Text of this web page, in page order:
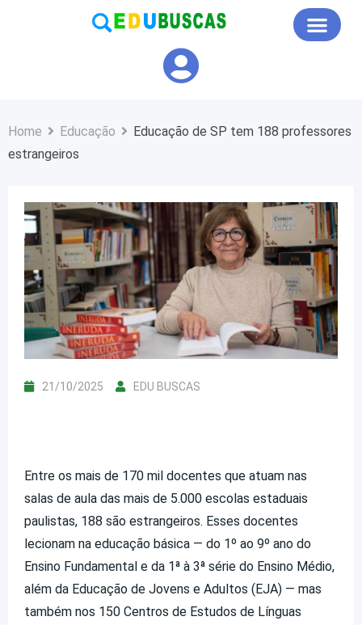
Home Educação
Educação de SP tem 188 professores
estrangeiros
21/10/2025 EDU BUSCAS
Entre os mais de 170 mil docentes que atuam nas
salas de aula das mais de 5.000 escolas estaduais
paulistas, 188 são estrangeiros. Esses docentes
lecionam na educação básica — do 1º ao 9º ano do
Ensino Fundamental e da 1ª à 3ª série do Ensino Médio,
além da Educação de Jovens e Adultos (EJA) — mas
também nos 150 Centros de Estudos de Línguas